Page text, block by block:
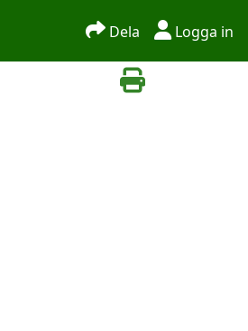
Dela Logga in